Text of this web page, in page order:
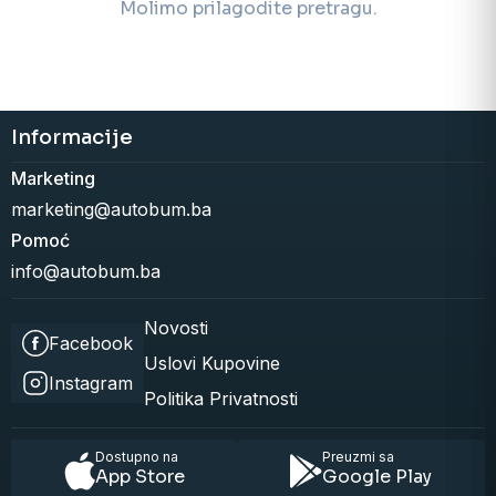
Molimo prilagodite pretragu.
Informacije
Marketing
marketing@autobum.ba
Pomoć
info@autobum.ba
Facebook
Instagram
Novosti
Uslovi Kupovine
Politika Privatnosti
Dostupno na
App Store
Preuzmi sa
Google Play